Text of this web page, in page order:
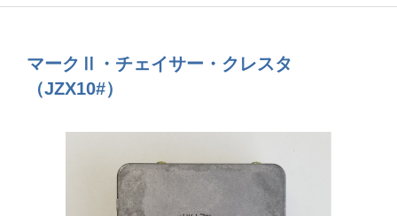
マークⅡ・チェイサー・クレスタ
（JZX10#）